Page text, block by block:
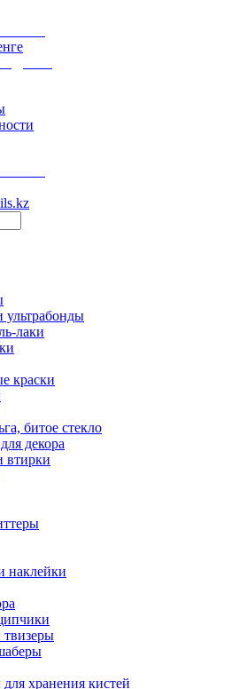
лаки
краски
битое стекло
декора
втирки
наклейки
хранения кистей